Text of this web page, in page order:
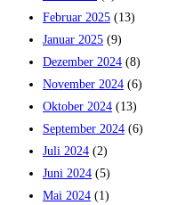
Februar 2025 (13)
Januar 2025 (9)
Dezember 2024 (8)
November 2024 (6)
Oktober 2024 (13)
September 2024 (6)
Juli 2024 (2)
Juni 2024 (5)
Mai 2024 (1)